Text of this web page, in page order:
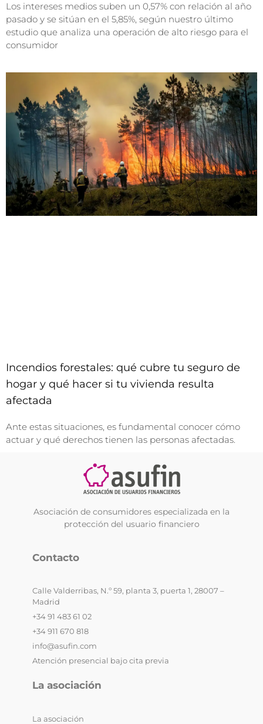
Los intereses medios suben un 0,57% con relación al año
pasado y se sitúan en el 5,85%, según nuestro último
estudio que analiza una operación de alto riesgo para el
consumidor
Incendios forestales: qué cubre tu seguro de
hogar y qué hacer si tu vivienda resulta
afectada
Ante estas situaciones, es fundamental conocer cómo
actuar y qué derechos tienen las personas afectadas.
Asociación de consumidores especializada en la
protección del usuario financiero
Contacto
Calle Valderribas, N.º 59, planta 3, puerta 1, 28007 –
Madrid
+34 91 483 61 02
+34 911 670 818
info@asufin.com
Atención presencial bajo cita previa
La asociación
La asociación